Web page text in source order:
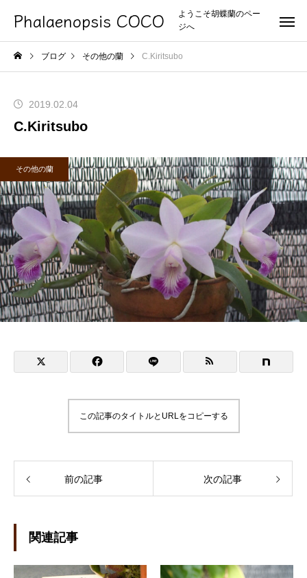
Phalaenopsis COCO
ようこそ胡蝶蘭のペー
ジへ
ブログ その他の蘭 C.Kiritsubo
2019.02.04
C.Kiritsubo
その他の蘭
この記事のタイトルとURLをコピーする
前の記事 次の記事
関連記事